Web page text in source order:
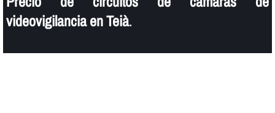
videovigilancia en Teià.